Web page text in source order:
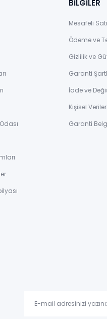
BİLGİLER
Mesafeli
Ödeme ve
Gizlilik ve
Garanti
İade ve
Kişisel
Garanti